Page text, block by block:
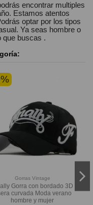
encontrar multiples
Estamos atentos
optar por los tipos
Ya seas hombre o
que buscas .
Gorras Vintage
Gorra con bordado 3D
curvada Moda verano
hombre y mujer